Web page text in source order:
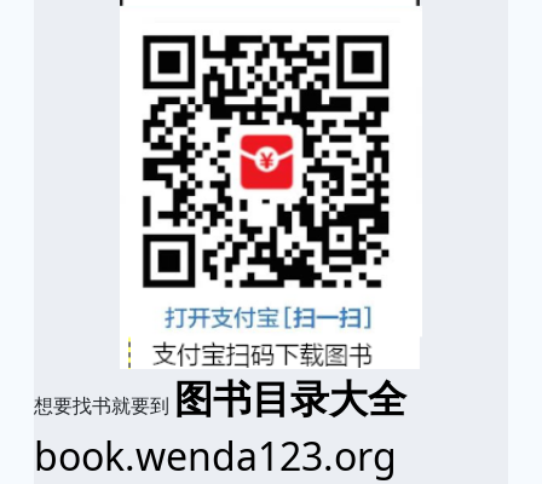
想要找书就要到 图书目录大全
book.wenda123.org